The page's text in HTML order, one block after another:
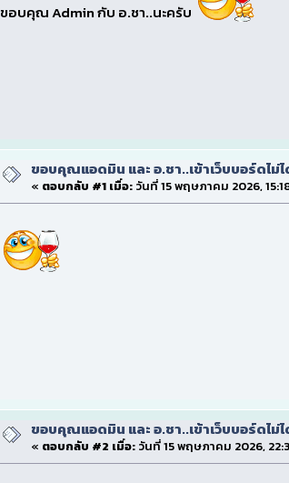
ขอบคุณ Admin กับ อ.ชา..นะครับ
ขอบคุณแอดมิน และ อ.ชา..เข้าเว็บบอร์ดไม่
« ตอบกลับ #1 เมื่อ:วันที่ 15 พฤษภาคม 2026,
ขอบคุณแอดมิน และ อ.ชา..เข้าเว็บบอร์ดไม่
« ตอบกลับ #2 เมื่อ:วันที่ 15 พฤษภาคม 2026,